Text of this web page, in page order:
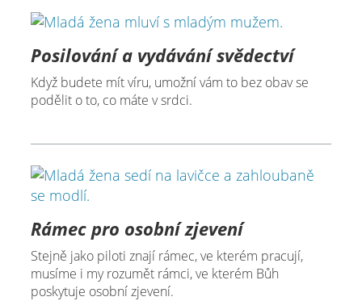
Posilování a vydávání svědectví
Když budete mít víru, umožní vám to bez obav se
podělit o to, co máte v srdci.
Rámec pro osobní zjevení
Stejně jako piloti znají rámec, ve kterém pracují,
musíme i my rozumět rámci, ve kterém Bůh
poskytuje osobní zjevení.